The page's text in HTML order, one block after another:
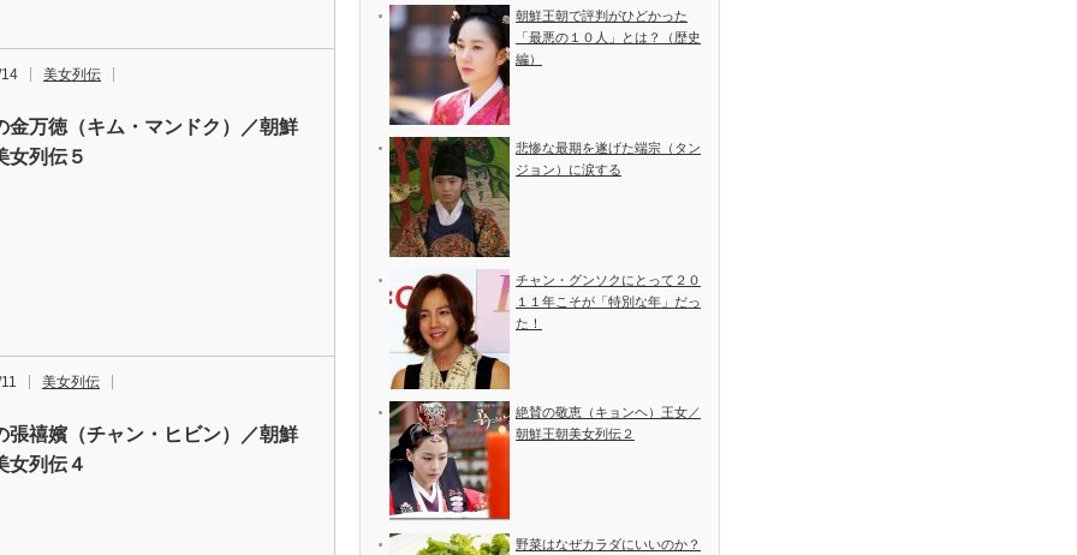
美女列伝
金万徳（キム・マンドク）／朝鮮
女列伝５
美女列伝
張禧嬪（チャン・ヒビン）／朝鮮
女列伝４
朝鮮王朝で評判がひどかった
「最悪の１０人」とは？（歴史
編）
悲惨な最期を遂げた端宗（タン
ジョン）に涙する
チャン・グンソクにとって２０
１１年こそが「特別な年」だっ
た！
絶賛の敬恵（キョンヘ）王女／
朝鮮王朝美女列伝２
野菜はなぜカラダにいいのか？